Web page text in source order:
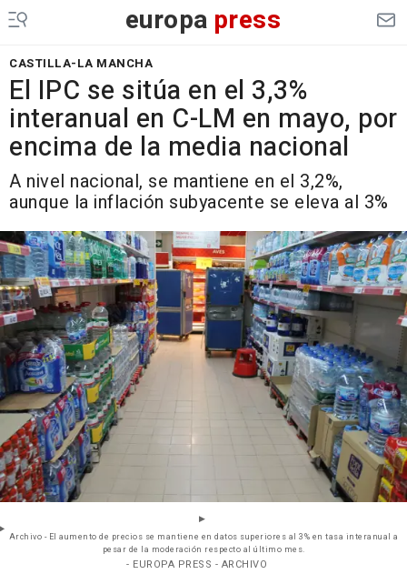
europa press
CASTILLA-LA MANCHA
El IPC se sitúa en el 3,3%
interanual en C-LM en mayo, por
encima de la media nacional
A nivel nacional, se mantiene en el 3,2%,
aunque la inflación subyacente se eleva al 3%
Archivo - El aumento de precios se mantiene en datos superiores al 3% en tasa interanual a
pesar de la moderación respecto al último mes.
- EUROPA PRESS - ARCHIVO